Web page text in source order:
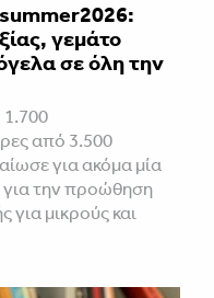
γεμάτο
σε όλη την
από 3.500
για ακόμα μία
την προώθηση
για μικρούς και